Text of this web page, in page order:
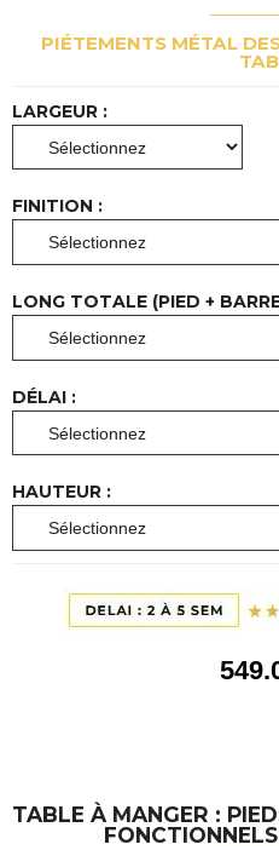
PIÉTEMENTS MÉTAL
LARGEUR :
FINITION :
LONG TOTALE (PIED +
DÉLAI :
HAUTEUR :
549
TABLE À MANGER :